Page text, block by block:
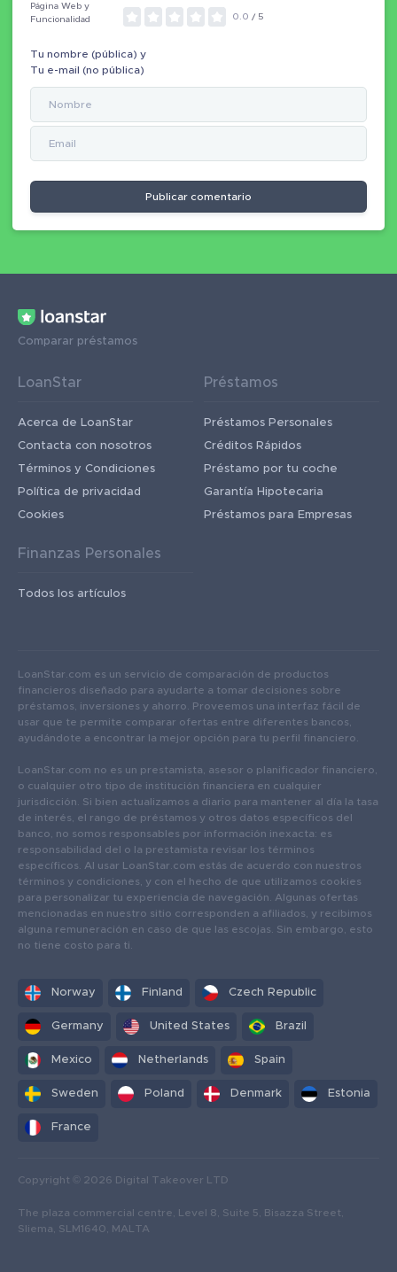
Página Web y
Funcionalidad
0.0 / 5
Tu nombre (pública) y
Tu e-mail (no pública)
Publicar comentario
Comparar préstamos
LoanStar
Acerca de LoanStar
Contacta con nosotros
Términos y Condiciones
Política de privacidad
Cookies
Préstamos
Préstamos Personales
Créditos Rápidos
Préstamo por tu coche
Garantía Hipotecaria
Préstamos para Empresas
Finanzas Personales
Todos los artículos
LoanStar.com es un servicio de comparación de productos
financieros diseñado para ayudarte a tomar decisiones sobre
préstamos, inversiones y ahorro. Proveemos una interfaz fácil de
usar que te permite comparar ofertas entre diferentes bancos,
ayudándote a encontrar la mejor opción para tu perfil financiero.
LoanStar.com no es un prestamista, asesor o planificador financiero,
o cualquier otro tipo de institución financiera en cualquier
jurisdicción. Si bien actualizamos a diario para mantener al día la tasa
de interés, el rango de préstamos y otros datos específicos del
banco, no somos responsables por información inexacta: es
responsabilidad del o la prestamista revisar los términos
específicos. Al usar LoanStar.com estás de acuerdo con nuestros
términos y condiciones, y con el hecho de que utilizamos cookies
para personalizar tu experiencia de navegación. Algunas ofertas
mencionadas en nuestro sitio corresponden a afiliados, y recibimos
alguna remuneración en caso de que las escojas. Sin embargo, esto
no tiene costo para ti.
Norway Finland Czech Republic
Germany United States Brazil
Mexico Netherlands Spain
Sweden Poland Denmark Estonia
France
Copyright © 2026 Digital Takeover LTD
The plaza commercial centre, Level 8, Suite 5, Bisazza Street,
Sliema, SLM1640, MALTA